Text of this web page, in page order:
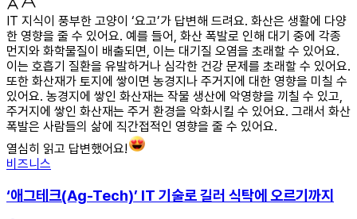
IT 지식이 풍부한 고양이 ‘요고’가 답변해 드려요. 화산은 생활에 다양
한 영향을 줄 수 있어요. 예를 들어, 화산 폭발로 인해 대기 중에 각종
먼지와 화학물질이 배출되면, 이는 대기질 오염을 초래할 수 있어요.
이는 호흡기 질환을 유발하거나 심각한 건강 문제를 초래할 수 있어요.
또한 화산재가 토지에 쌓이면 농경지나 주거지에 대한 영향을 미칠 수
있어요. 농경지에 쌓인 화산재는 작물 생산에 악영향을 끼칠 수 있고,
주거지에 쌓인 화산재는 주거 환경을 악화시킬 수 있어요. 그래서 화산
폭발은 사람들의 삶에 직간접적인 영향을 줄 수 있어요.
열심히 읽고 답변했어요!
비즈니스
‘애그테크(Ag-Tech)’ IT 기술로 길러 식탁에 오르기까지